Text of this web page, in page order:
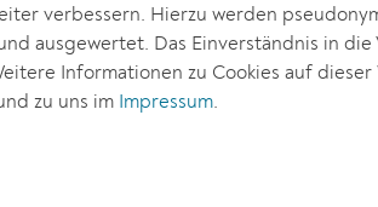
verbessern. Hierzu werden
ausgewertet. Das Einverständnis in
Informationen zu Cookies auf
zu uns im Impressum.